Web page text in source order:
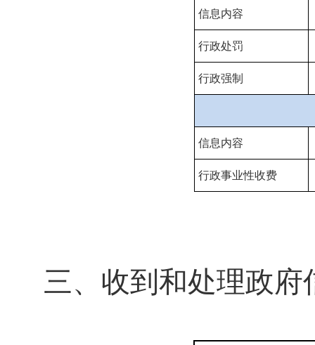
信息内容
行政处罚
行政强制
信息内容
行政事业性收费
三、收到和处理政府